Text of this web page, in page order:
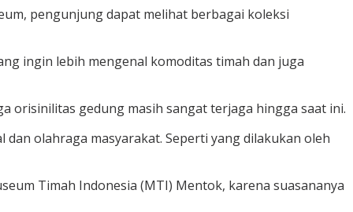
pengunjung dapat melihat berbagai koleksi
ingin lebih mengenal komoditas timah dan juga
orisinilitas gedung masih sangat terjaga hingga saat ini.
olahraga masyarakat. Seperti yang dilakukan oleh
Timah Indonesia (MTI) Mentok, karena suasananya